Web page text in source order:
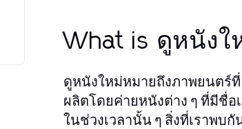
What is ดูหนังใ
ดูหนังใหม่หมายถึงภาพยนตร์
ผลิตโดยค่ายหนังต่าง ๆ ที่มีชื่
ในช่วงเวลานั้น ๆ สิ่งที่เราพบ